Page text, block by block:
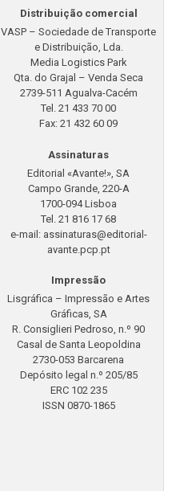
Distribuição comercial
VASP – Sociedade de Transporte
e Distribuição, Lda.
Media Logistics Park
Qta. do Grajal – Venda Seca
2739-511 Agualva-Cacém
Tel. 21 433 70 00
Fax: 21 432 60 09
Assinaturas
Editorial «Avante!», SA
Campo Grande, 220-A
1700-094 Lisboa
Tel. 21 816 17 68
e-mail: assinaturas@editorial-
avante.pcp.pt
Impressão
Lisgráfica – Impressão e Artes
Gráficas, SA
R. Consiglieri Pedroso, n.º 90
Casal de Santa Leopoldina
2730-053 Barcarena
Depósito legal n.º 205/85
ERC 102 235
ISSN 0870-1865